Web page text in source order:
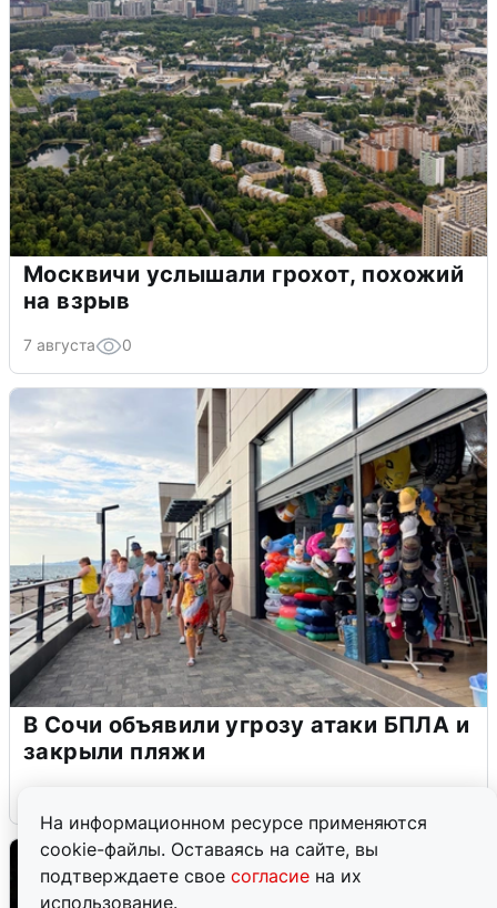
На информационном ресурсе применяются
cookie-файлы. Оставаясь на сайте, вы
подтверждаете свое согласие на их
использование.
Москвичи услышали грохот, похожий
на взрыв
7 августа 0
В Сочи объявили угрозу атаки БПЛА и
закрыли пляжи